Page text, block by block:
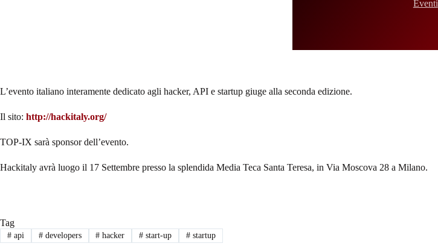
Eventi
L’evento italiano interamente dedicato agli hacker, API e startup giuge alla seconda edizione.
Il sito: http://hackitaly.org/
TOP-IX sarà sponsor dell’evento.
Hackitaly avrà luogo il 17 Settembre presso la splendida Media Teca Santa Teresa, in Via Moscova 28 a Milano.
Tag
#api #developers # hacker # start-up # startup